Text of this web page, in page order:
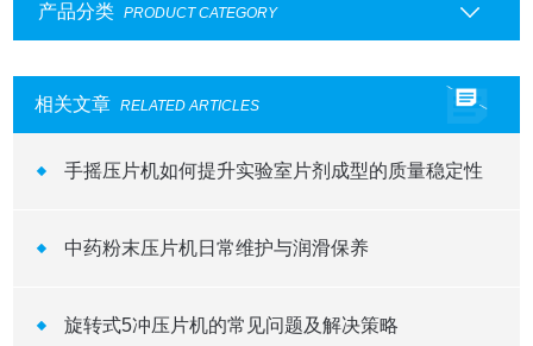
产品分类 PRODUCT CATEGORY
相关文章 RELATED ARTICLES
手摇压片机如何提升实验室片剂成型的质量稳定性
中药粉末压片机日常维护与润滑保养
旋转式5冲压片机的常见问题及解决策略